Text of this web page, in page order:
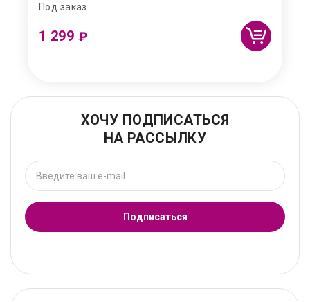
Под заказ
1 299 ₽
ХОЧУ ПОДПИСАТЬСЯ
НА РАССЫЛКУ
Подписаться